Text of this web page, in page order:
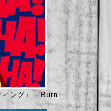
ィング』 Burn